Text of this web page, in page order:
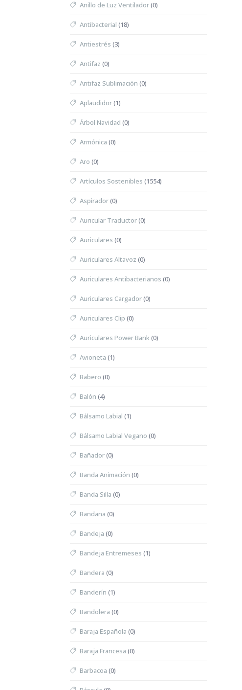
Anillo de Luz Ventilador(0)
Antibacterial (18)
Antiestrés (3)
Antifaz (0)
Antifaz Sublimación (0)
Aplaudidor(1)
Árbol Navidad (0)
Armónica (0)
Aro (0)
Artículos Sostenibles (1554)
Aspirador(0)
Auricular Traductor(0)
Auriculares (0)
Auriculares Altavoz (0)
Auriculares Antibacterianos (0)
Auriculares Cargador(0)
Auriculares Clip (0)
Auriculares Power Bank(0)
Avioneta (1)
Babero (0)
Balón (4)
Bálsamo Labial (1)
Bálsamo Labial Vegano (0)
Bañador(0)
Banda Animación (0)
Banda Silla (0)
Bandana (0)
Bandeja (0)
Bandeja Entremeses (1)
Bandera (0)
Banderín (1)
Bandolera (0)
Baraja Española (0)
Baraja Francesa (0)
Barbacoa (0)